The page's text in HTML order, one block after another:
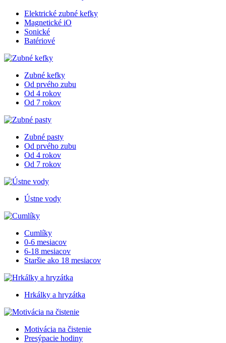
Elektrické zubné kefky
Magnetické iO
Sonické
Batériové
Zubné kefky
Od prvého zubu
Od 4 rokov
Od 7 rokov
Zubné pasty
Od prvého zubu
Od 4 rokov
Od 7 rokov
Ústne vody
Cumlíky
0-6 mesiacov
6-18 mesiacov
Staršie ako 18 mesiacov
Hrkálky a hryzátka
Motivácia na čistenie
Presýpacie hodiny